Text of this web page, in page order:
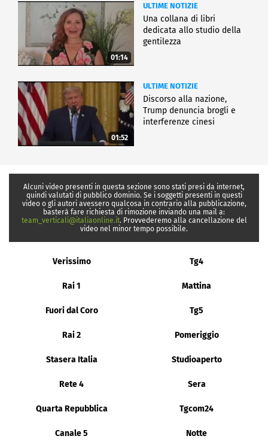
01:14
ULTIME NOTIZIE
Una collana di libri
dedicata allo studio della
gentilezza
01:52
ULTIME NOTIZIE
Discorso alla nazione,
Trump denuncia brogli e
interferenze cinesi
Alcuni video presenti in questa sezione sono stati presi da internet,
quindi valutati di pubblico dominio. Se i soggetti presenti in questi
video o gli autori avessero qualcosa in contrario alla pubblicazione,
basterà fare richiesta di rimozione inviando una mail a:
team_verticali@italiaonline.it. Provvederemo alla cancellazione del
video nel minor tempo possibile.
Verissimo Tg4
Rai 1 Mattina
Fuori dal Coro Tg5
Rai 2 Pomeriggio
Stasera Italia Studioaperto
Rete 4 Sera
Quarta Repubblica Tgcom24
Canale 5 Notte